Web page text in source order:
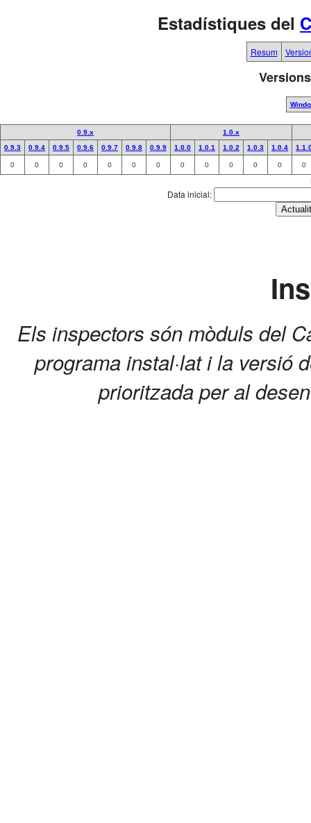
Estadístiques del
Resum
0.9.x
1.0.x
0.9.3
0.9.4 0.9.5 0.9.6 0.9.7 0.9.8 0.9.9 1.0.0 1.0.1 1.0.2 1.0.3 1.0.4
0 0 0 0 0 0 0 0 0 0 0 0 0
Data inicial:
Els inspectors són mòduls del
programa instal·lat i la versió
prioritzada per al